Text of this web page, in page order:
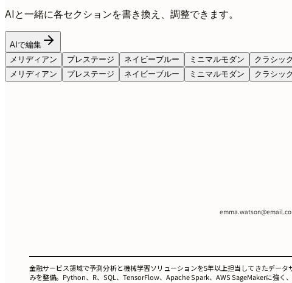
AIと一緒に各セクションを書き換え、調整できます。
AIで編集
メリディアン
プレステージ ネイビーブルー ミニマルモダン クラシック
メリディアン
プレステージ ネイビーブルー ミニマルモダン クラシック
金融サービス領域で予測分析と機械学習ソリューションを5年以上担当してきたデー
みを整備。Python、R、SQL、TensorFlow、Apache Spark、AWS SageMakerに強く